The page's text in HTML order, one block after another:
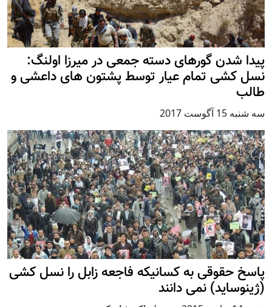
پیدا شدن گورهای دسته جمعی در میرزا اولنگ:
نسل کشی تمام عیار توسط پشتون های داعشی و
طالب
سه شنبه 15 آگوست 2017
پاسخ حقوقی به کسانیکه فاجعه زابل را نسل کشی
(ژینوساید) نمی دانند